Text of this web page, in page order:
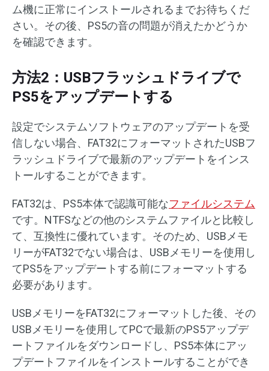
ム機に正常にインストールされるまでお待ちくだ
さい。その後、PS5の音の問題が消えたかどうか
を確認できます。
方法2：USBフラッシュドライブで
PS5をアップデートする
設定でシステムソフトウェアのアップデートを受
信しない場合、FAT32にフォーマットされたUSBフ
ラッシュドライブで最新のアップデートをインス
トールすることができます。
FAT32は、PS5本体で認識可能なファイルシステム
です。NTFSなどの他のシステムファイルと比較し
て、互換性に優れています。そのため、USBメモ
リーがFAT32でない場合は、USBメモリーを使用し
てPS5をアップデートする前にフォーマットする
必要があります。
USBメモリーをFAT32にフォーマットした後、その
USBメモリーを使用してPCで最新のPS5アップデ
ートファイルをダウンロードし、PS5本体にアッ
プデートファイルをインストールすることができ